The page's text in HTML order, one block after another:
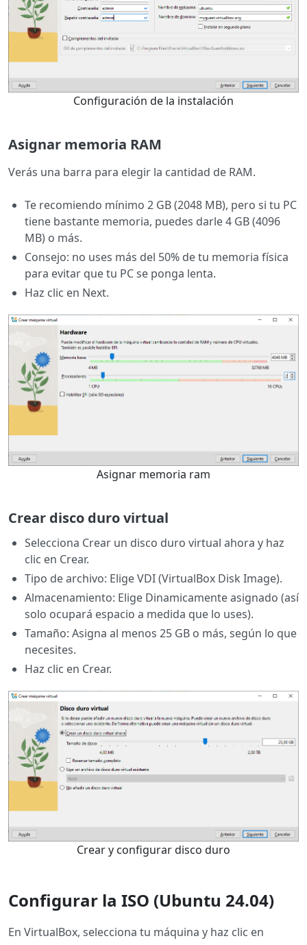
Configuración de la instalación
Asignar memoria RAM
Verás una barra para elegir la cantidad de RAM.
Te recomiendo mínimo 2 GB (2048 MB), pero si tu PC
tiene bastante memoria, puedes darle 4 GB (4096
MB) o más.
Consejo: no uses más del 50% de tu memoria física
para evitar que tu PC se ponga lenta.
Haz clic en Next.
Asignar memoria ram
Crear disco duro virtual
Selecciona Crear un disco duro virtual ahora y haz
clic en Crear.
Tipo de archivo: Elige VDI (VirtualBox Disk Image).
Almacenamiento: Elige Dinamicamente asignado (así
solo ocupará espacio a medida que lo uses).
Tamaño: Asigna al menos 25 GB o más, según lo que
necesites.
Haz clic en Crear.
Crear y configurar disco duro
Configurar la ISO (Ubuntu 24.04)
En VirtualBox, selecciona tu máquina y haz clic en